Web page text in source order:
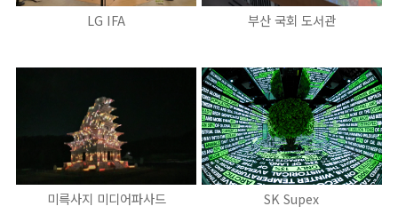
LG IFA 부산 국회 도서관
미륵사지 미디어파사드 SK Supex